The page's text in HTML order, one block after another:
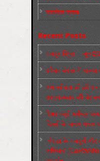
संघर्षरत जनता
Recent Posts
मज़दूर बिगुल – जून
पश्चिम बंगाल में
अमानवीयता की हदें
साम्राज्यवाद की
शिक्षा मंत्री धर्मेन्द्र
दिल्ली के जन्तर-मन्तर
‘नोएडा के मज़दूरों और
अभियान’